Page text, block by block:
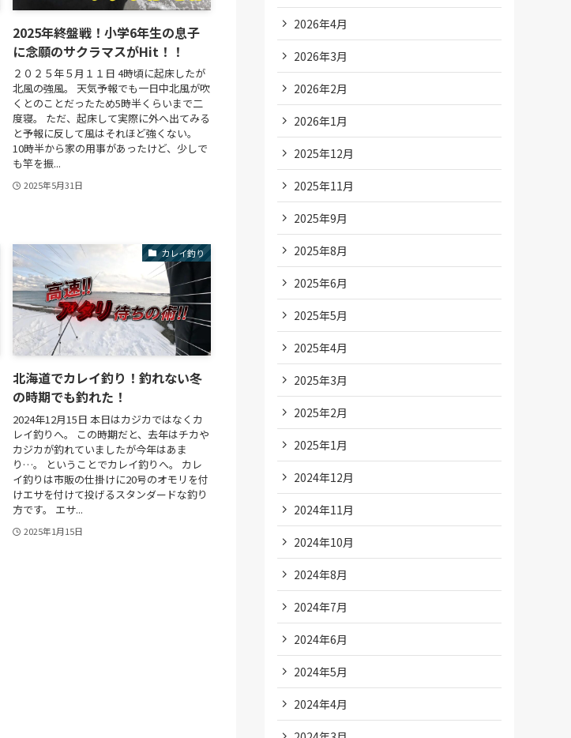
2025年終盤戦！小学6年生の息子
に念願のサクラマスがHit！！
２０２５年５月１１日 4時頃に起床したが
北風の強風。 天気予報でも一日中北風が吹
くとのことだったため5時半くらいまで二
度寝。 ただ、起床して実際に外へ出てみる
と予報に反して風はそれほど強くない。
10時半から家の用事があったけど、少しで
も竿を振...
2025年5月31日
カレイ釣り
北海道でカレイ釣り！釣れない冬
の時期でも釣れた！
2024年12月15日 本日はカジカではなくカ
レイ釣りへ。 この時期だと、去年はチカや
カジカが釣れていましたが今年はあま
り…。 ということでカレイ釣りへ。 カレ
イ釣りは市販の仕掛けに20号のオモリを付
けエサを付けて投げるスタンダードな釣り
方です。 エサ...
2025年1月15日
2026年4月
2026年3月
2026年2月
2026年1月
2025年12月
2025年11月
2025年9月
2025年8月
2025年6月
2025年5月
2025年4月
2025年3月
2025年2月
2025年1月
2024年12月
2024年11月
2024年10月
2024年8月
2024年7月
2024年6月
2024年5月
2024年4月